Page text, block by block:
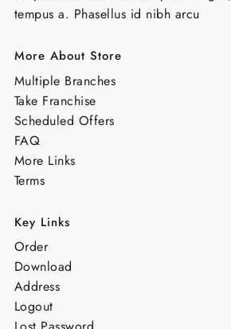
tempus a. Phasellus id nibh arcu
More About Store
Multiple Branches
Take Franchise
Scheduled Offers
FAQ
More Links
Terms
Key Links
Order
Download
Address
Logout